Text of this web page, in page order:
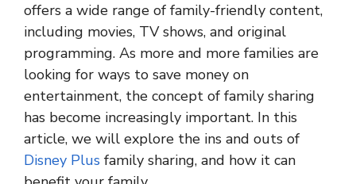
offers a wide range of family-friendly content,
including movies, TV shows, and original
programming. As more and more families are
looking for ways to save money on
entertainment, the concept of family sharing
has become increasingly important. In this
article, we will explore the ins and outs of
Disney Plus family sharing, and how it can